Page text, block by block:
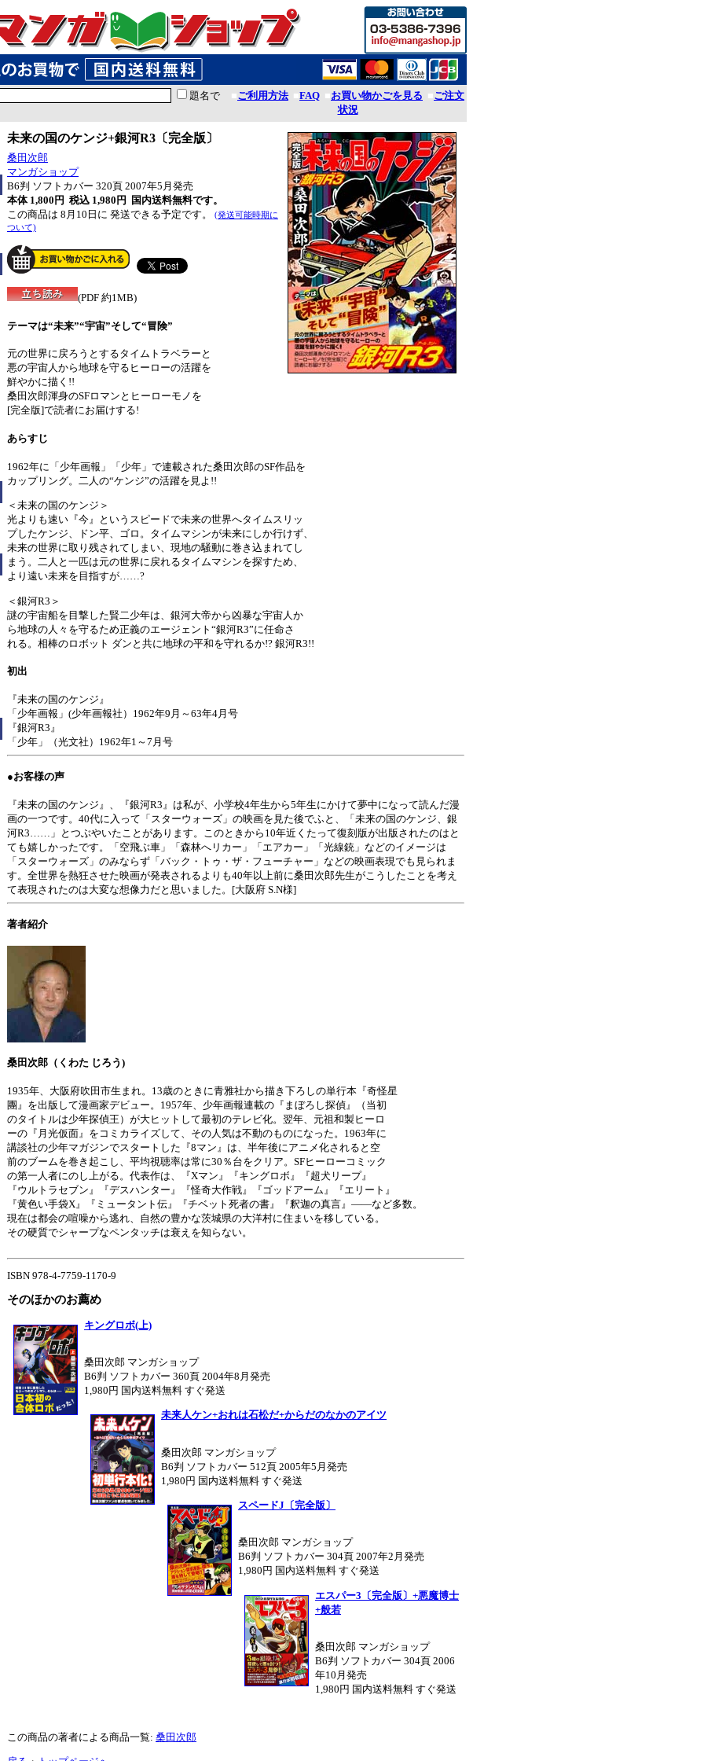
題名で ■ご利用方法■FAQ ■お買い物かごを見る ■ご注文
状況
未来の国のケンジ+銀河R3〔完全版〕
桑田次郎
マンガショップ
B6判 ソフトカバー 320頁 2007年5月発売
本体 1,800円 税込 1,980円
国内送料無料です。
この商品は 8月10日に 発送できる予定です。
(発送可能時期に
ついて)
(PDF 約1MB)
テーマは“未来”“宇宙”そして“冒険”
元の世界に戻ろうとするタイムトラベラーと
悪の宇宙人から地球を守るヒーローの活躍を
鮮やかに描く!!
桑田次郎渾身のSFロマンとヒーローモノを
[完全版]で読者にお届けする!
あらすじ
1962年に「少年画報」「少年」で連載された桑田次郎のSF作品を
カップリング。二人の“ケンジ”の活躍を見よ!!
＜未来の国のケンジ＞
光よりも速い『今』というスピードで未来の世界へタイムスリッ
プしたケンジ、ドン平、ゴロ。タイムマシンが未来にしか行けず、
未来の世界に取り残されてしまい、現地の騒動に巻き込まれてし
まう。二人と一匹は元の世界に戻れるタイムマシンを探すため、
より遠い未来を目指すが……?
＜銀河R3＞
謎の宇宙船を目撃した賢二少年は、銀河大帝から凶暴な宇宙人か
ら地球の人々を守るため正義のエージェント“銀河R3”に任命さ
れる。相棒のロボット ダンと共に地球の平和を守れるか!? 銀河R3!!
初出
『未来の国のケンジ』
「少年画報」(少年画報社）1962年9月～63年4月号
『銀河R3』
「少年」（光文社）1962年1～7月号
●お客様の声
『未来の国のケンジ』、『銀河R3』は私が、小学校4年生から5年生にかけて夢中になって読んだ漫
画の一つです。40代に入って「スターウォーズ」の映画を見た後でふと、「未来の国のケンジ、銀
河R3……」とつぶやいたことがあります。このときから10年近くたって復刻版が出版されたのはと
ても嬉しかったです。「空飛ぶ車」「森林へリカー」「エアカー」「光線銃」などのイメージは
「スターウォーズ」のみならず「バック・トゥ・ザ・フューチャー」などの映画表現でも見られま
す。全世界を熱狂させた映画が発表されるよりも40年以上前に桑田次郎先生がこうしたことを考え
て表現されたのは大変な想像力だと思いました。[大阪府 S.N様]
著者紹介
桑田次郎（くわた じろう)
1935年、大阪府吹田市生まれ。13歳のときに青雅社から描き下ろしの単行本『奇怪星
團』を出版して漫画家デビュー。1957年、少年画報連載の『まぼろし探偵』（当初
のタイトルは少年探偵王）が大ヒットして最初のテレビ化。翌年、元祖和製ヒーロ
ーの『月光仮面』をコミカライズして、その人気は不動のものになった。1963年に
講談社の少年マガジンでスタートした『8マン』は、半年後にアニメ化されると空
前のブームを巻き起こし、平均視聴率は常に30％台をクリア。SFヒーローコミック
の第一人者にのし上がる。代表作は、『Xマン』『キングロボ』『超犬リープ』
『ウルトラセブン』『デスハンター』『怪奇大作戦』『ゴッドアーム』『エリート』
『黄色い手袋X』『ミュータント伝』『チベット死者の書』『釈迦の真言』――など多数。
現在は都会の喧噪から逃れ、自然の豊かな茨城県の大洋村に住まいを移している。
その硬質でシャープなペンタッチは衰えを知らない。
ISBN 978-4-7759-1170-9
そのほかのお薦め
キングロボ(上)
桑田次郎 マンガショップ
B6判 ソフトカバー 360頁 2004年8月発売
1,980円 国内送料無料 すぐ発送
未来人ケン+おれは石松だ+からだのなかのアイツ
桑田次郎 マンガショップ
B6判 ソフトカバー 512頁 2005年5月発売
1,980円 国内送料無料 すぐ発送
スペードJ〔完全版〕
桑田次郎 マンガショップ
B6判 ソフトカバー 304頁 2007年2月発売
1,980円 国内送料無料 すぐ発送
エスパー3〔完全版〕+悪魔博士
+般若
桑田次郎 マンガショップ
B6判 ソフトカバー 304頁 2006
年10月発売
1,980円 国内送料無料 すぐ発送
この商品の著者による商品一覧: 桑田次郎